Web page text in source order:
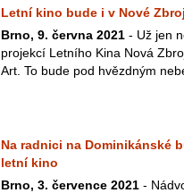
Letní kino bude i v Nové
Brno, 9. června 2021 - Už jen
projekcí Letního Kina Nová
Art. To bude pod hvězdným
Na radnici na Dominikánské
letní kino
Brno, 3. července 2021 -